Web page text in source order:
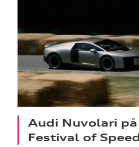
Audi Nuvolari
Festival of Speed